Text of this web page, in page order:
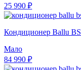
25 990 ₽
Кондиционер Ballu
Мало
84 990 ₽